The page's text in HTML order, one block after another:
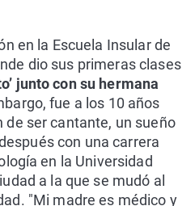
en la Escuela Insular de
dio sus primeras clases
junto con su hermana
fue a los 10 años
ser cantante, un sueño
con una carrera
en la Universidad
a la que se mudó al
"Mi madre es médico y